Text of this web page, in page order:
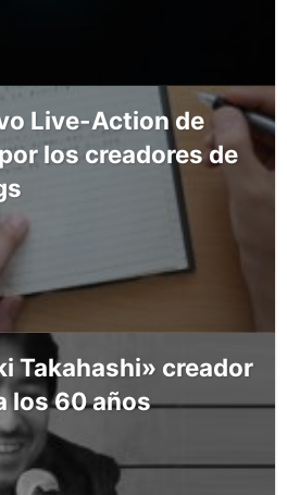
Live-Action de
los creadores de
Takahashi» creador
los 60 años